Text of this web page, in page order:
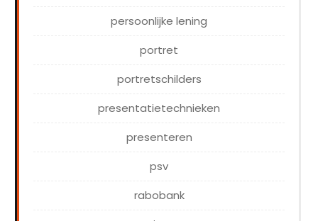
persoonlijke lening
portret
portretschilders
presentatietechnieken
presenteren
psv
rabobank